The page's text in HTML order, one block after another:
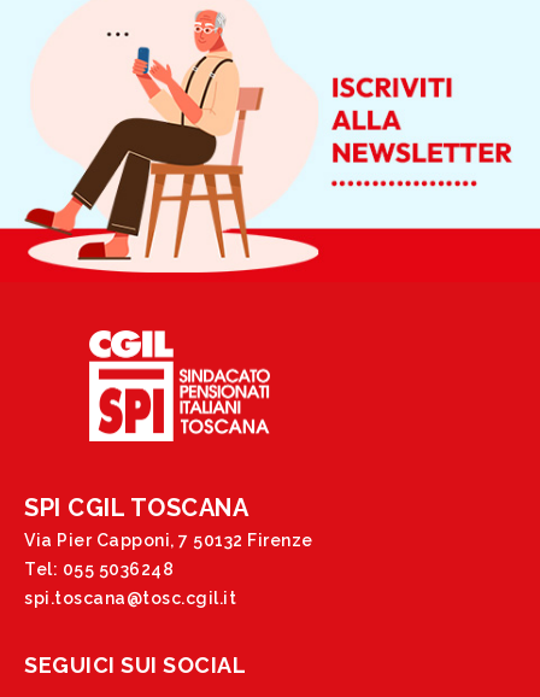
SPI CGIL TOSCANA
Via Pier Capponi, 7 50132 Firenze
Tel: 055 5036248
spi.toscana@tosc.cgil.it
SEGUICI SUI SOCIAL